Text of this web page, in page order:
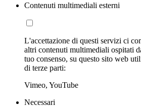
Contenuti multimediali esterni
L'accettazione di questi servizi ci
altri contenuti multimediali ospitati
tuo consenso, su questo sito web
di terze parti:
Vimeo, YouTube
Necessari